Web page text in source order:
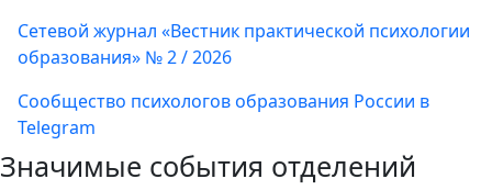
Сетевой журнал «Вестник практической психологии
образования» № 2 / 2026
Сообщество психологов образования России в
Telegram
Значимые события отделений